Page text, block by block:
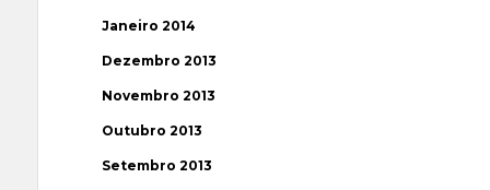
Janeiro 2014
Dezembro 2013
Novembro 2013
Outubro 2013
Setembro 2013